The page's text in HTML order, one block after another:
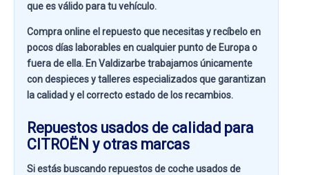
que es válido para tu vehículo.
Compra online el repuesto que necesitas y recíbelo en
pocos días laborables en cualquier punto de Europa o
fuera de ella. EnValdizarbetrabajamos únicamente
con despieces y talleres especializados que garantizan
la calidad y el correcto estado de los recambios.
Repuestos usados de calidad para
CITROËN y otras marcas
Si estás buscandorepuestos de coche usados de